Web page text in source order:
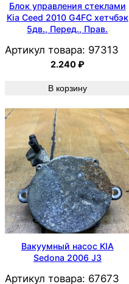
Блок управления стеклами
Kia Ceed 2010 G4FC хетчбэк
5дв., Перед., Прав.
Артикул товара: 97313
2.240₽
В корзину
Вакуумный насос KIA
Sedona 2006 J3
Артикул товара: 67673